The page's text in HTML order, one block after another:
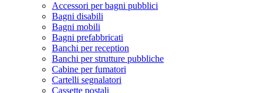
Accessori per bagni pubblici
Bagni disabili
Bagni mobili
Bagni prefabbricati
Banchi per reception
Banchi per strutture pubbliche
Cabine per fumatori
Cartelli segnalatori
Cassette postali